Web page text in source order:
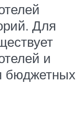
Для
и
бюджетных